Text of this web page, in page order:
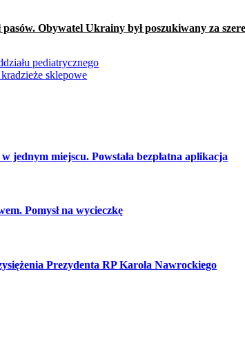
pasów. Obywatel Ukrainy był poszukiwany za
pediatrycznego
sklepowe
jednym miejscu. Powstała bezpłatna aplikacja
Pomysł na wycieczkę
Prezydenta RP Karola Nawrockiego